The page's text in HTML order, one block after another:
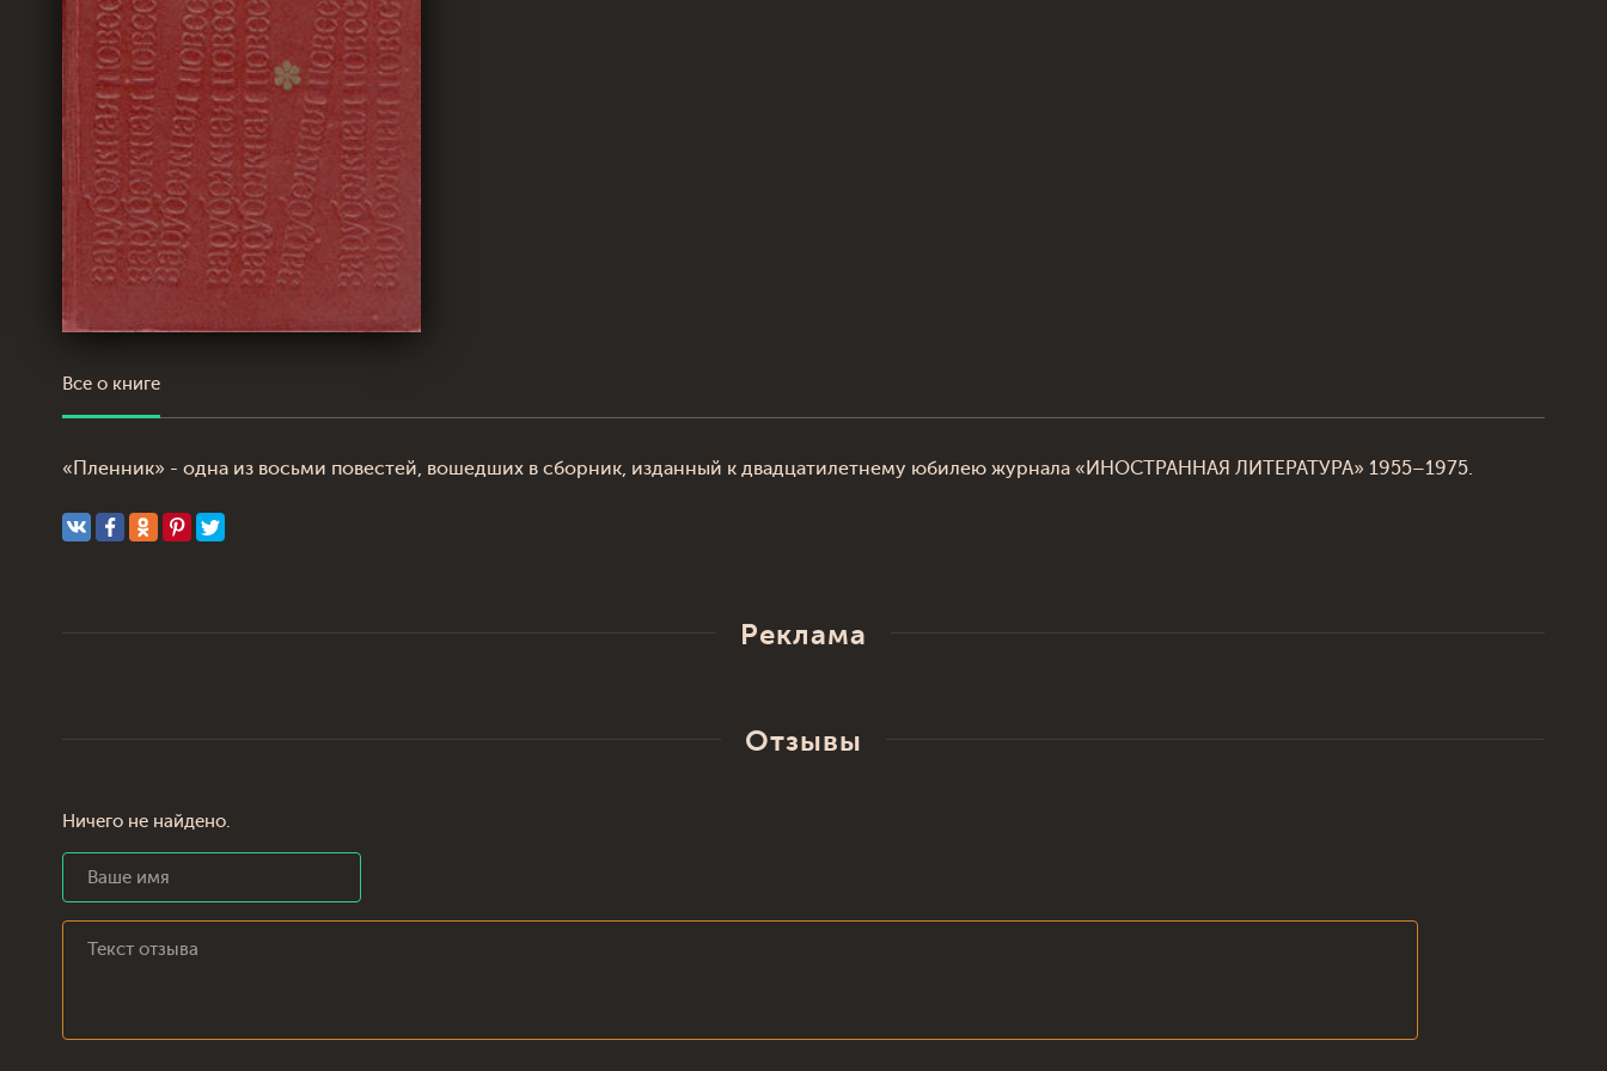
Все о книге
«Пленник» - одна из восьми повестей, вошедших в сборник, изданный к двадцатилетнему юбилею журнала «ИНОСТРАННАЯ ЛИТЕРАТУРА» 1955–1975.
Реклама
Отзывы
Ничего не найдено.